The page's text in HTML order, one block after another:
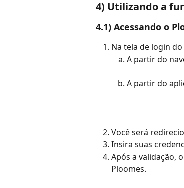
4) Utilizando a
4.1) Acessando o
Na tela de login
A partir do
A partir do
Você será
Insira suas
Após a validação,
Ploomes.